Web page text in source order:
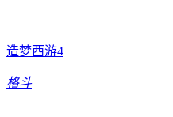
造梦西游4
格斗